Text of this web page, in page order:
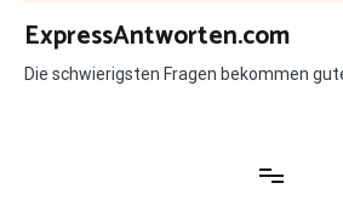
Zum
Inhalt
springen
ExpressAntworten.com
Die schwierigsten Fragen bekommen